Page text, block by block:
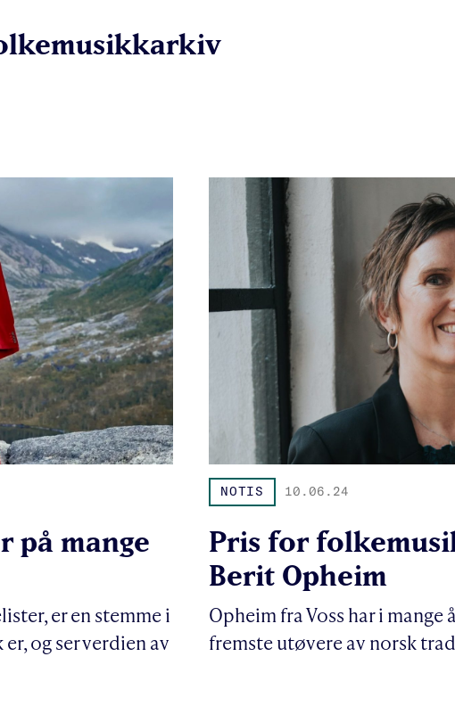
på mange
er en stemme i
og ser verdien av
NOTIS 10.06.24
Pris for
Berit Opheim
Opheim fra Voss har i
fremste utøvere av norsk